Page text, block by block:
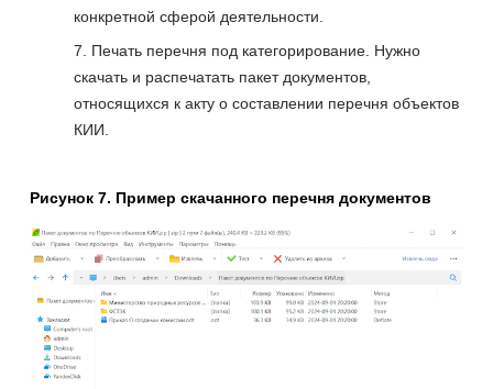
конкретной сферой деятельности.
Печать перечня под категорирование. Нужно
скачать и распечатать пакет документов,
относящихся к акту о составлении перечня объектов
КИИ.
Рисунок 7. Пример скачанного перечня документов